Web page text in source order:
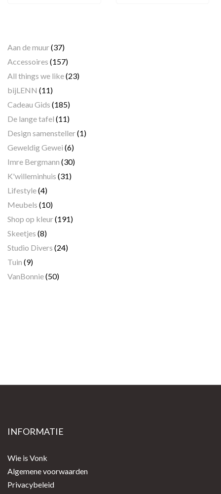
Aan de muur(37)
Accessoires (157)
All things we like(23)
bijLENN (11)
Cadeau Gids (185)
De lange tafel (11)
Design samensteller(1)
Geweldig Gewei (6)
Imre Bergmann (30)
K'willeminhuis (31)
Lifestyle(4)
Meubels (10)
Shop op kleur(191)
Skeetjes (8)
Studio Divers (24)
Tuin (9)
VanBonnie(50)
INFORMATIE
Wie is Vonk
Algemene voorwaarden
Privacybeleid